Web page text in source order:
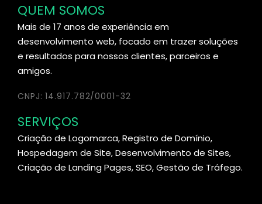
QUEM SOMOS
Mais de 17 anos de experiência em
desenvolvimento web, focado em trazer soluções
e resultados para nossos clientes, parceiros e
amigos.
CNPJ: 14.917.782/0001-32
SERVIÇOS
Criação de Logomarca, Registro de Domínio,
Hospedagem de Site, Desenvolvimento de Sites,
Criação de Landing Pages, SEO, Gestão de Tráfego.